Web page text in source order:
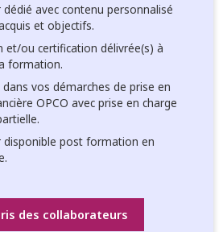
avec contenu personnalisé
et objectifs.
et/ou certification délivrée(s) à
formation.
dans vos démarches de prise en
OPCO avec prise en charge
disponible post formation en
des collaborateurs